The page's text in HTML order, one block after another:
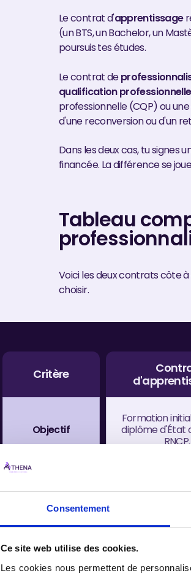
Consentement
Ce site web utilise des cookies.
Les cookies nous permettent de
Le contrat d'apprentissage
(un BTS, un Bachelor, un
poursuis tes études.
Le contrat de
qualification professionnelle
professionnelle (CQP) ou
d'une reconversion ou d'un
Dans les deux cas, tu signes
financée. La différence se
Tableau
Voici les deux contrats côte
choisir.
Critère
Objectif
Formation
diplôme d'État
RNCP.
contrat
(CDL) ou
Âge
(dérogations